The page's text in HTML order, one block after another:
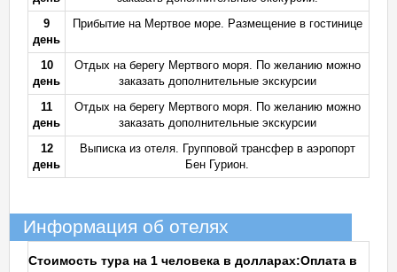
9
день
Прибытие на Мертвое море. Размещение в гостинице
10
день
Отдых на берегу Мертвого моря. По желанию можно
заказать дополнительные экскурсии
11
день
Отдых на берегу Мертвого моря. По желанию можно
заказать дополнительные экскурсии
12
день
Выписка из отеля. Групповой трансфер в аэропорт
Бен Гурион.
Информация об отелях
Стоимость тура на 1 человека в долларах:Оплата в